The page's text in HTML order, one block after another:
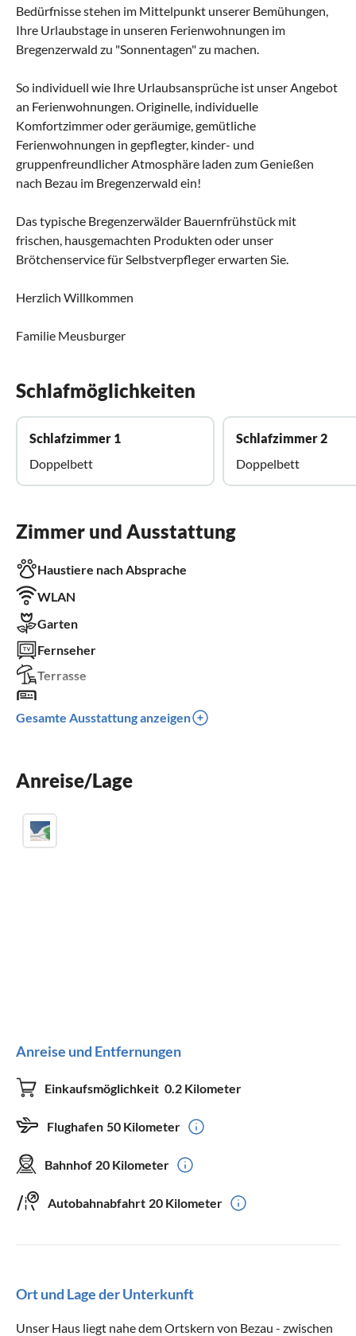
Bedürfnisse stehen im Mittelpunkt unserer Bemühungen,
Ihre Urlaubstage in unseren Ferienwohnungen im
Bregenzerwald zu "Sonnentagen" zu machen.
So individuell wie Ihre Urlaubsansprüche ist unser Angebot
an Ferienwohnungen. Originelle, individuelle
Komfortzimmer oder geräumige, gemütliche
Ferienwohnungen in gepflegter, kinder- und
gruppenfreundlicher Atmosphäre laden zum Genießen
nach Bezau im Bregenzerwald ein!
Das typische Bregenzerwälder Bauernfrühstück mit
frischen, hausgemachten Produkten oder unser
Brötchenservice für Selbstverpfleger erwarten Sie.
Herzlich Willkommen
Familie Meusburger
Schlafmöglichkeiten
Schlafzimmer 1
Doppelbett
Schlafzimmer 2
Doppelbett
Zimmer und Ausstattung
Haustiere nach Absprache
WLAN
Garten
Fernseher
Terrasse
Grill
Gesamte Ausstattung anzeigen
Anreise/Lage
Anreise und Entfernungen
Einkaufsmöglichkeit 0.2 Kilometer
Flughafen 50 Kilometer
Bahnhof 20 Kilometer
Autobahnabfahrt 20 Kilometer
Ort und Lage der Unterkunft
Unser Haus liegt nahe dem Ortskern von Bezau - zwischen